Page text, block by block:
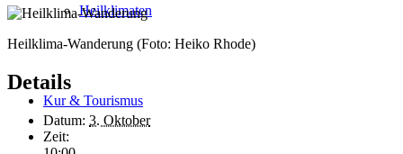
Heilklimaten
Kur & Tourismus
Heilklima-Wanderung (Foto: Heiko Rhode)
Details
Datum: 3. Oktober
Zeit: